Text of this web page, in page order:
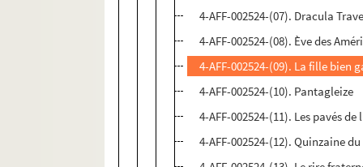
4-AFF-002524-(07). Dracula
4-AFF-002524-(08). Ève des
4-AFF-002524-(09). La fille bien
4-AFF-002524-(10). Pantagleize
4-AFF-002524-(11). Les pavés
4-AFF-002524-(12). Quinzaine